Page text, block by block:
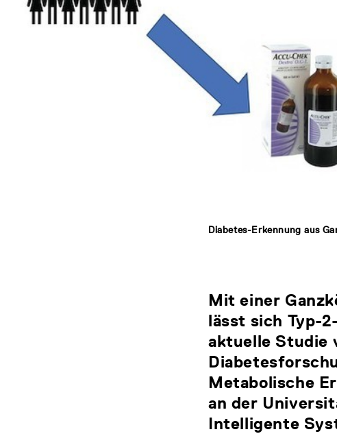
Diabetes-Erkennung aus
Mit einer
lässt sich Typ-
aktuelle Studie
Metabolische
an der
Intelligente